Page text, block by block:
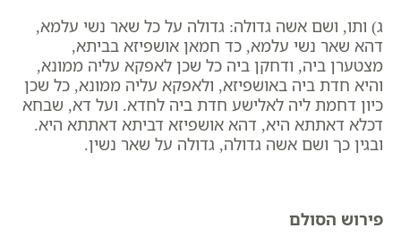
ג) ותו, ושם אשה גדולה: גדולה על כל שאר נשי עלמא,
דהא שאר נשי עלמא, כד חמאן אושפיזא בביתא,
מצטערן ביה, ודחקן ביה כל שכן לאפקא עליה ממונא,
והיא חדת ביה באושפיזא, ולאפקא עליה ממונא, כל שכן
כיון דחמת ליה לאלישע חדת ביה לחדא. ועל דא, שבחא
דכלא דאתתא היא, דהא אושפיזא דביתא דאתתא היא.
ובגין כך ושם אשה גדולה, גדולה על שאר נשין.
פירוש הסולם